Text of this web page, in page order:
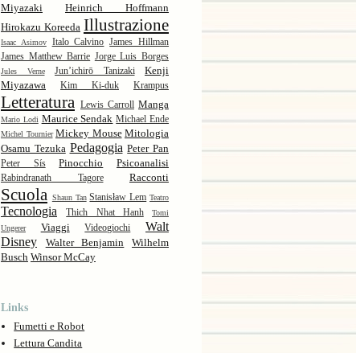
Miyazaki
Heinrich Hoffmann
Hirokazu Koreeda Illustrazione
Isaac Asimov Italo Calvino James Hillman
James Matthew Barrie Jorge Luis Borges
Jules Verne Jun’ichirō Tanizaki
Kenji
Miyazawa
Kim Ki-duk Krampus
Letteratura Lewis Carroll Manga
Mario Lodi Maurice Sendak Michael Ende
Michel Tournier Mickey Mouse Mitologia
Osamu Tezuka Pedagogia Peter Pan
Peter Sís Pinocchio Psicoanalisi
Rabindranath Tagore Racconti
Scuola Shaun Tan Stanisław Lem Teatro
Tecnologia Thich Nhat Hanh
Tomi
Ungerer
Viaggi Videogiochi
Walt
Disney
Walter Benjamin
Wilhelm
Busch Winsor McCay
Links
Fumetti e Robot
Lettura Candita